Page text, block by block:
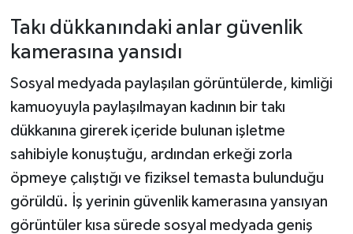
Takı dükkanındaki anlar güvenlik
kamerasına yansıdı
Sosyal medyada paylaşılan görüntülerde, kimliği
kamuoyuyla paylaşılmayan kadının bir takı
dükkanına girerek içeride bulunan işletme
sahibiyle konuştuğu, ardından erkeği zorla
öpmeye çalıştığı ve fiziksel temasta bulunduğu
görüldü. İş yerinin güvenlik kamerasına yansıyan
görüntüler kısa sürede sosyal medyada geniş